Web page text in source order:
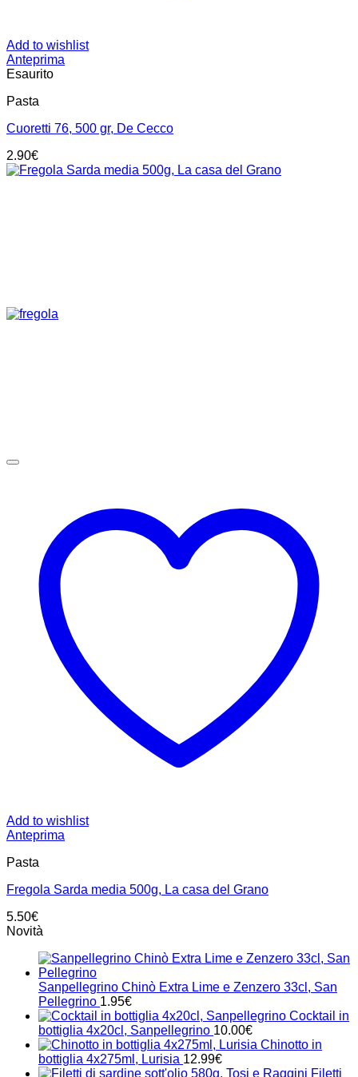
Add to wishlist
Anteprima
Esaurito
Pasta
Cuoretti 76, 500 gr, De Cecco
2.90€
Add to wishlist
Anteprima
Pasta
Fregola Sarda media 500g, La casa del Grano
5.50€
Novità
Sanpellegrino Chinò Extra Lime e Zenzero 33cl, San
Pellegrino 1.95€
Cocktail in
bottiglia 4x20cl, Sanpellegrino 10.00€
Chinotto in
bottiglia 4x275ml, Lurisia 12.99€
Filetti